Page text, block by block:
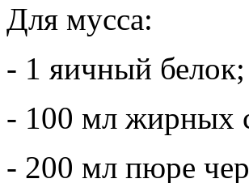
Для мусса:
- 1 яичный белок;
- 100 мл жирных
- 200 мл пюре